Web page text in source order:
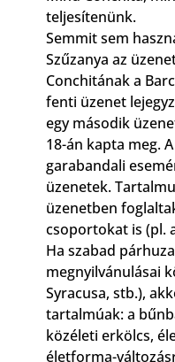
teljesítenünk.
Semmit sem
Szűzanya az
Conchitának a
fenti üzenet
egy második
18-án kapta meg.
garabandali
üzenetek.
üzenetben
csoportokat is (pl.
Ha szabad
megnyilvánulásai
Syracusa, stb.),
tartalmúak: a
közéleti erkölcs,
életforma-